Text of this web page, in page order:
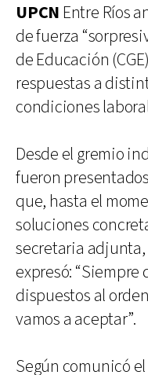
UPCN Entre Ríos
de fuerza
de Educación
respuestas a
condiciones
Desde el gremio
fueron
que, hasta el
soluciones
secretaria
expresó:
dispuestos al
vamos a aceptar”.
Según comunicó